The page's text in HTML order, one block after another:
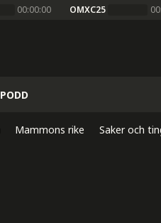
00:00:00 OMXC25
PODD
Mammons rike Saker och